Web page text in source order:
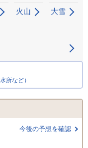
火山 大雪
所など）
今後の予想を確認